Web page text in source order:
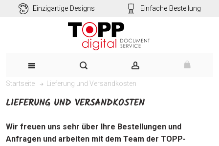
Einzigartige Designs Einfache Bestellung
Startseite Lieferung und Versandkosten
LIEFERUNG UND VERSANDKOSTEN
Wir freuen uns sehr über Ihre Bestellungen und
Anfragen und arbeiten mit dem Team der TOPP-